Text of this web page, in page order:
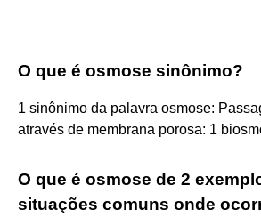
O que é osmose sinônimo?
1 sinônimo da palavra osmose:
através de membrana porosa: 1
O que é osmose de 2
situações comuns onde